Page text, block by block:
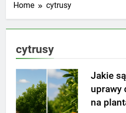
Home cytrusy
cytrusy
Jakie
uprawy
na